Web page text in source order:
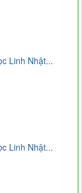
Linh Nhật...
Linh Nhật...